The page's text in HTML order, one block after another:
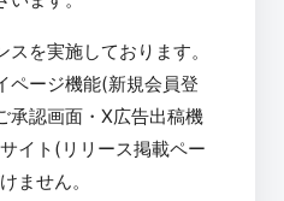
を実施しております。
ページ機能(新規会員登
承認画面・X広告出稿機
イト(リリース掲載ペー
ません。